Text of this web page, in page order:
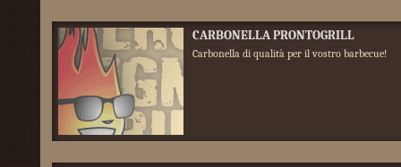
CARBONELLA PRONTOGRILL
Carbonella di qualità per il vostro barbecue!